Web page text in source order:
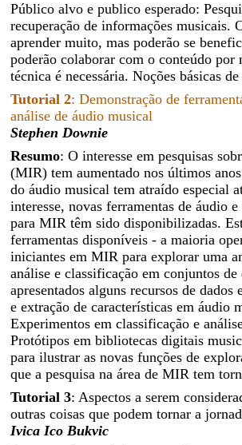
Público alvo e publico esperado:
recuperação de informações musicais.
aprender muito, mas poderão se
poderão colaborar com o conteúdo por
técnica é necessária. Noções básicas
Tutorial 2: Demonstração de
análise de áudio musical
Stephen Downie
Resumo: O interesse em pesquisas
(MIR) tem aumentado nos últimos
do áudio musical tem atraído especial
interesse, novas ferramentas de áudio
para MIR têm sido disponibilizadas.
ferramentas disponíveis - a maioria
iniciantes em MIR para explorar uma
análise e classificação em conjuntos
apresentados alguns recursos de dados
e extração de características em áudio
Experimentos em classificação e
Protótipos em bibliotecas digitais
para ilustrar as novas funções de
que a pesquisa na área de MIR tem
Tutorial 3: Aspectos a serem
outras coisas que podem tornar a
Ivica Ico Bukvic